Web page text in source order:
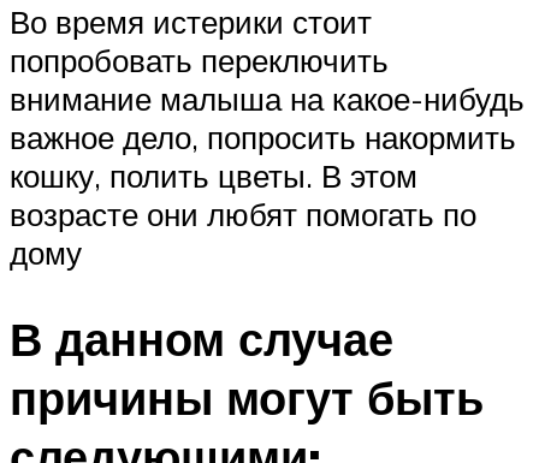
Во время истерики стоит
попробовать переключить
внимание малыша на какое-нибудь
важное дело, попросить накормить
кошку, полить цветы. В этом
возрасте они любят помогать по
дому
В данном случае
причины могут быть